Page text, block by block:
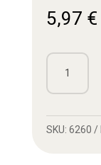
5,97 €
Ručica
Targa
(samo
SKU: 6260